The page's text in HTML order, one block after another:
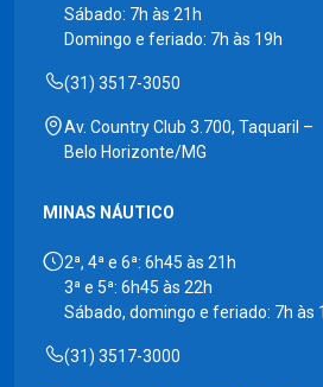
Sábado: 7h às 21h
Domingo e feriado: 7h às 19h
(31) 3517-3050
Av. Country Club 3.700, Taquaril –
Belo Horizonte/MG
MINAS NÁUTICO
2ª, 4ª e 6ª: 6h45 às 21h
3ª e 5ª: 6h45 às 22h
Sábado, domingo e feriado: 7h às
(31) 3517-3000